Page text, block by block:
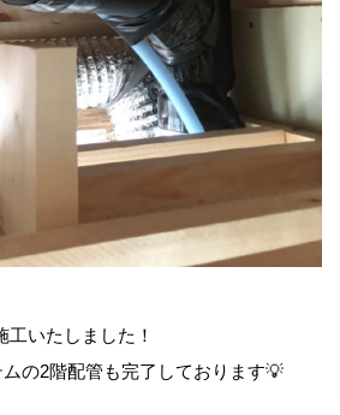
いたしました！
の2階配管も完了しております💡